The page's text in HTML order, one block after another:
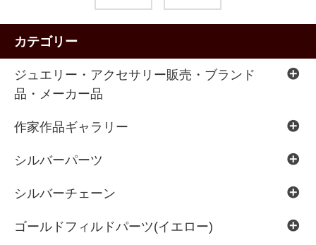
カテゴリー
ジュエリー・アクセサリー販売・ブランド
品・メーカー品
作家作品ギャラリー
シルバーパーツ
シルバーチェーン
ゴールドフィルドパーツ(イエロー)